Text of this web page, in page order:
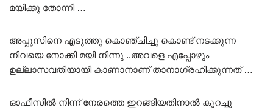
മയിക്കു തോന്നി …
അപ്പൂസിനെ എടുത്തു കൊഞ്ചിച്ചു കൊണ്ട് നടക്കുന്ന
നിവയെ നോക്കി മയി നിന്നു ..അവളെ എപ്പോഴും
ഉല്ലാസവതിയായി കാണാനാണ് താനാഗ്രഹിക്കുന്നത് …
ഓഫീസിൽ നിന്ന് നേരത്തെ ഇറങ്ങിയതിനാൽ കുറച്ചു